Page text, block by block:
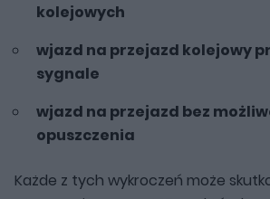
kolejowych
wjazd na przejazd kolejowy
sygnale
wjazd na przejazd bez
opuszczenia
Każde z tych wykroczeń może